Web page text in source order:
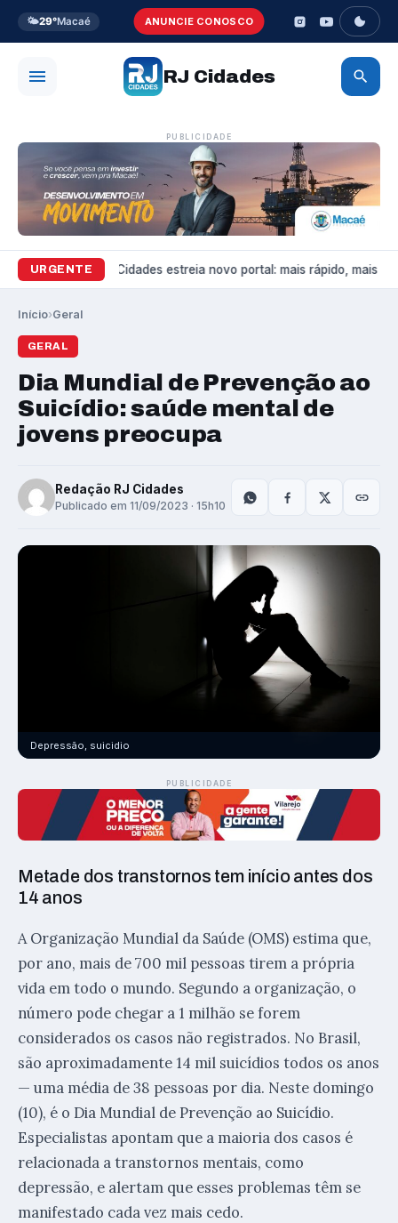
🌤️29°Macaé ANUNCIE CONOSCO
RJ Cidades
PUBLICIDADE
URGENTE
Variedades RJ Cidades estreia novo portal: mais rápido, mais
Início›Geral
GERAL
Dia Mundial de Prevenção ao
Suicídio: saúde mental de
jovens preocupa
Redação RJ Cidades
Publicado em 11/09/2023 · 15h10
Depressão, suicidio
PUBLICIDADE
Metade dos transtornos tem início antes dos
14 anos
A Organização Mundial da Saúde (OMS) estima que,
por ano, mais de 700 mil pessoas tirem a própria
vida em todo o mundo. Segundo a organização, o
número pode chegar a 1 milhão se forem
considerados os casos não registrados. No Brasil,
são aproximadamente 14 mil suicídios todos os anos
— uma média de 38 pessoas por dia. Neste domingo
(10), é o Dia Mundial de Prevenção ao Suicídio.
Especialistas apontam que a maioria dos casos é
relacionada a transtornos mentais, como
depressão, e alertam que esses problemas têm se
manifestado cada vez mais cedo.